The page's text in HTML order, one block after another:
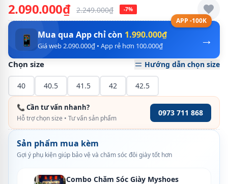
2.090.000₫ 2.249.000₫ -7%
APP -100K
→
📱 Mua qua App chỉ còn 1.990.000₫
Giá web 2.090.000₫ • App rẻ hơn 100.000₫
Chọn size Hướng dẫn chọn size
40 40.5 41.5 42 42.5
📞 Cần tư vấn nhanh?
Hỗ trợ chọn size • Tư vấn sản phẩm
0973 711 868
Sản phẩm mua kèm
Gợi ý phụ kiện giúp bảo vệ và chăm sóc đôi giày tốt hơn
Combo Chăm Sóc Giày Myshoes